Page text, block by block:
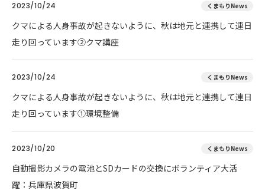
2023/10/24 くまもりNews
クマによる人身事故が起きないように、秋は地元と連携して連日
走り回っています②クマ講座
2023/10/24 くまもりNews
クマによる人身事故が起きないように、秋は地元と連携して連日
走り回っています①環境整備
2023/10/20 くまもりNews
自動撮影カメラの電池とSDカードの交換にボランティア大活
躍：兵庫県波賀町